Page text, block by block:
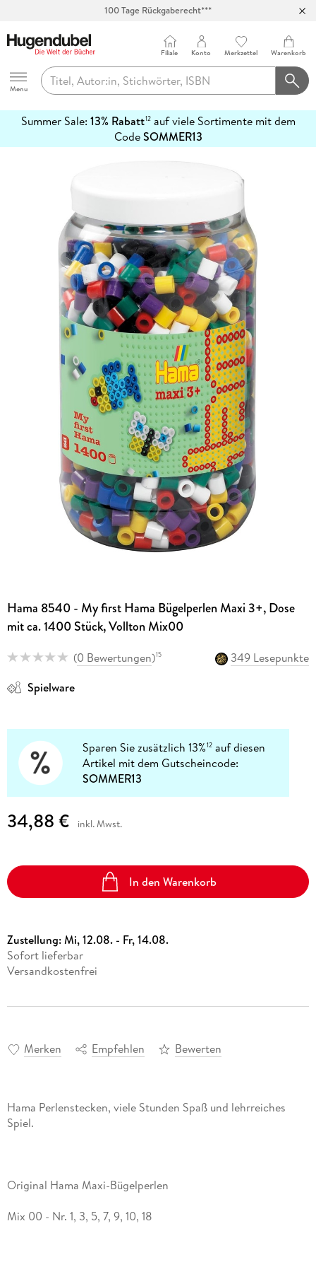
100 Tage Rückgaberecht***
Hugendubel
Menu
Filiale Konto Merkzettel Warenkorb
Summer Sale: 13% Rabatt12auf viele Sortimente mit dem
CodeSOMMER13
erfahren
Hama 8540 - My first Hama Bügelperlen Maxi 3+, Dose
mit ca. 1400 Stück, Vollton Mix00
(0 Bewertungen)15
349 Lesepunkte
Spielware
Sparen Sie zusätzlich 13%12 auf diesen
Artikel mit dem Gutscheincode:
SOMMER13
34,88 € inkl. Mwst.
In den Warenkorb
Zustellung:Mi, 12.08. - Fr, 14.08.
Sofort lieferbar
Versandkostenfrei
Merken Empfehlen Bewerten
Hama Perlenstecken, viele Stunden Spaß und lehrreiches
Spiel.
Original Hama Maxi-Bügelperlen
Mix 00 - Nr. 1, 3, 5, 7, 9, 10, 18